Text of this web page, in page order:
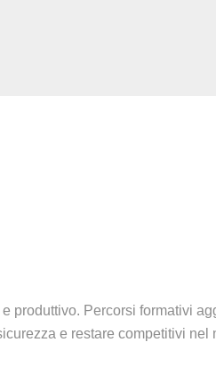
produttivo. Percorsi formativi
e restare competitivi nel